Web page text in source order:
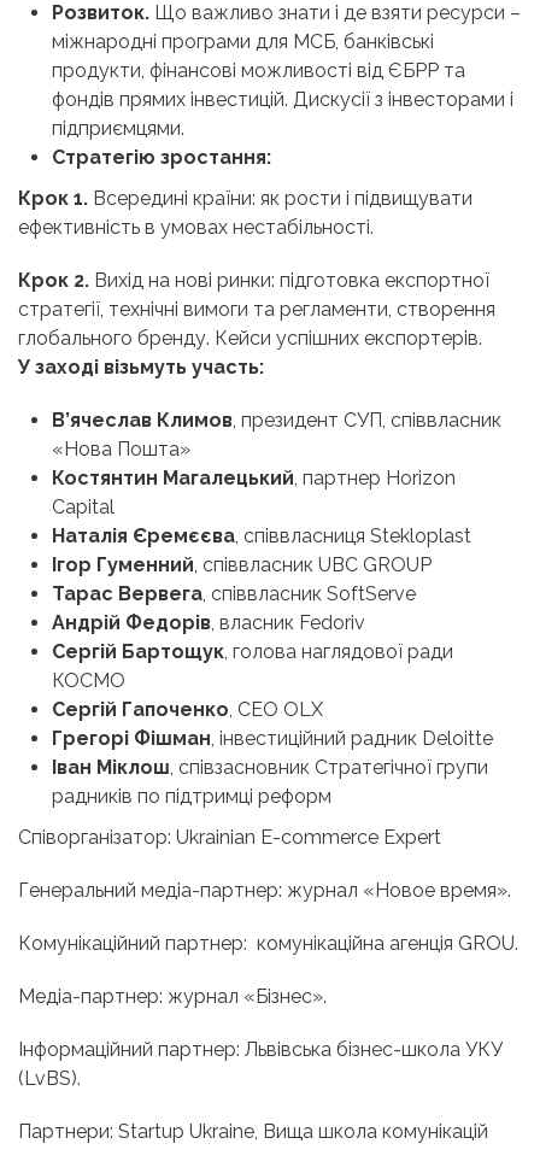
Розвиток. Що важливо знати і де взяти ресурси –
міжнародні програми для МСБ, банківські
продукти, фінансові можливості від ЄБРР та
фондів прямих інвестицій. Дискусії з інвесторами і
підприємцями.
Стратегію зростання:
Крок 1. Всередині країни: як рости і підвищувати
ефективність в умовах нестабільності.
Крок 2. Вихід на нові ринки: підготовка експортної
стратегії, технічні вимоги та регламенти, створення
глобального бренду. Кейси успішних експортерів.
У заході візьмуть участь:
В’ячеслав Климов, президент СУП, співвласник
«Нова Пошта»
Костянтин Магалецький, партнер Horizon
Capital
Наталія Єремєєва, співвласниця Stekloplast
Ігор Гуменний, співвласник UBC GROUP
Тарас Вервега, співвласник SoftServe
Андрій Федорів, власник Fedoriv
Сергій Бартощук, голова наглядової ради
КОСМО
Сергій Гапоченко, СЕО OLX
Грегорі Фішман, інвестиційний радник Deloitte
Іван Міклош, співзасновник Стратегічної групи
радників по підтримці реформ
Співорганізатор: Ukrainian E-commerce Expert
Генеральний медіа-партнер: журнал «Новое время».
Комунікаційний партнер: комунікаційна агенція GROU.
Медіа-партнер: журнал «Бізнес».
Інформаційний партнер: Львівська бізнес-школа УКУ
(LvBS).
Партнери: Startup Ukraine, Вища школа комунікацій